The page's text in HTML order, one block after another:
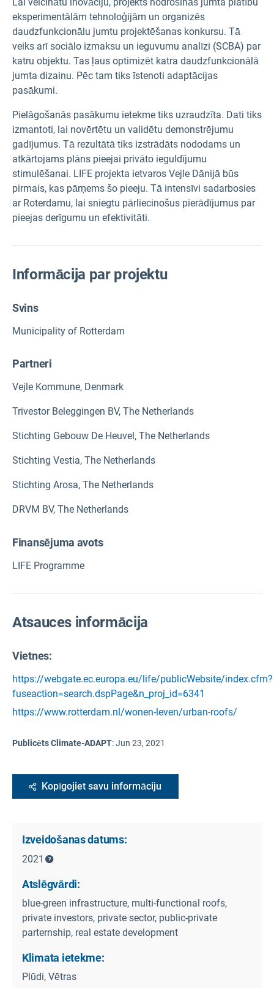
eksperimentālām tehnoloģijām un organizēs
daudzfunkcionālu jumtu projektēšanas konkursu. Tā
veiks arī sociālo izmaksu un ieguvumu analīzi (SCBA) par
katru objektu. Tas ļaus optimizēt katra daudzfunkcionālā
jumta dizainu. Pēc tam tiks īstenoti adaptācijas
pasākumi.
Pielāgošanās pasākumu ietekme tiks uzraudzīta. Dati tiks
izmantoti, lai novērtētu un validētu demonstrējumu
gadījumus. Tā rezultātā tiks izstrādāts nododams un
atkārtojams plāns pieejai privāto ieguldījumu
stimulēšanai. LIFE projekta ietvaros Vejle Dānijā būs
pirmais, kas pārņems šo pieeju. Tā intensīvi sadarbosies
ar Roterdamu, lai sniegtu pārliecinošus pierādījumus par
pieejas derīgumu un efektivitāti.
Informācija par projektu
Svins
Municipality of Rotterdam
Partneri
Vejle Kommune, Denmark
Trivestor Beleggingen BV, The Netherlands
Stichting Gebouw De Heuvel, The Netherlands
Stichting Vestia, The Netherlands
Stichting Arosa, The Netherlands
DRVM BV, The Netherlands
Finansējuma avots
LIFE Programme
Atsauces informācija
Vietnes:
https://webgate.ec.europa.eu/life/publicWebsite/index.cfm?
fuseaction=search.dspPage&n_proj_id=6341
https://www.rotterdam.nl/wonen-leven/urban-roofs/
Publicēts Climate-ADAPT:Jun 23, 2021
Kopīgojiet savu informāciju
Izveidošanas datums:
2021
Atslēgvārdi:
blue-green infrastructure, multi-functional roofs,
private investors, private sector, public-private
parternship, real estate development
Klimata ietekme:
Plūdi, Vētras